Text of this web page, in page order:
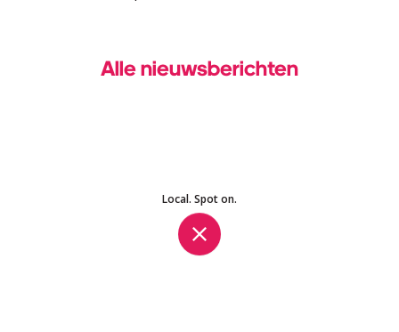
Alle nieuwsberichten
Local. Spot on.